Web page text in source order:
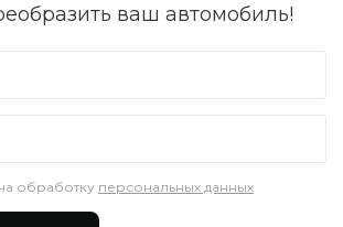
ваш автомобиль!
обработку персональных данных